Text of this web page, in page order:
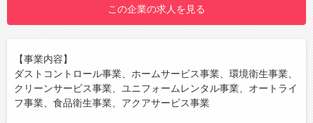
会社概要
お問い合わせ
この企業の求人を見る
【事業内容】
ダストコントロール事業、ホームサービス事業、環境衛生事業、
クリーンサービス事業、ユニフォームレンタル事業、オートライ
フ事業、食品衛生事業、アクアサービス事業